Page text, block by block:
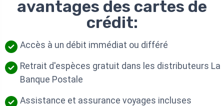
avantages des cartes de
crédit:
Accès à un débit immédiat ou différé
Retrait d'espèces gratuit dans les distributeurs La
Banque Postale
Assistance et assurance voyages incluses